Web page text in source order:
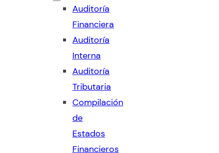
Auditoría
Financiera
Auditoría
Interna
Auditoría
Tributaria
Compilación
de
Estados
Financieros